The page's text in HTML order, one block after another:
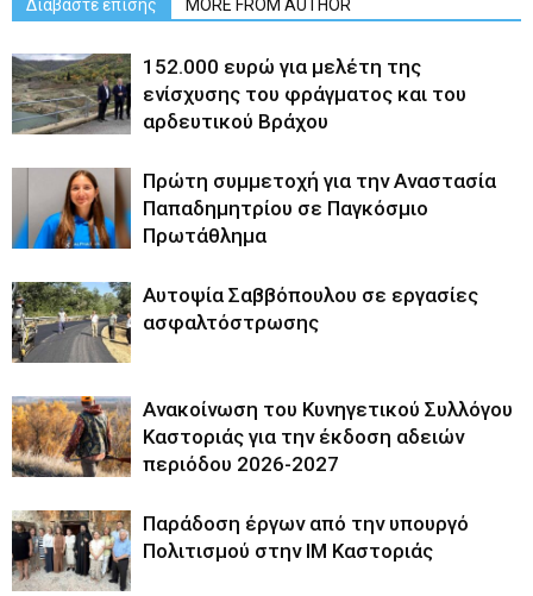
Διαβάστε επίσης MORE FROM AUTHOR
152.000 ευρώ για μελέτη της
ενίσχυσης του φράγματος και του
αρδευτικού Βράχου
Πρώτη συμμετοχή για την Αναστασία
Παπαδημητρίου σε Παγκόσμιο
Πρωτάθλημα
Αυτοψία Σαββόπουλου σε εργασίες
ασφαλτόστρωσης
Ανακοίνωση του Κυνηγετικού Συλλόγου
Καστοριάς για την έκδοση αδειών
περιόδου 2026-2027
Παράδοση έργων από την υπουργό
Πολιτισμού στην ΙΜ Καστοριάς